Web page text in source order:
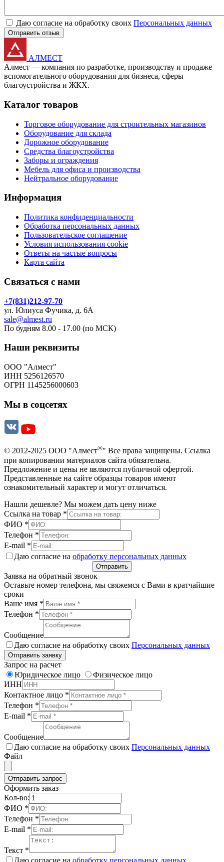
Даю согласие на обработку своих Персональных данных
Отправить отзыв
АЛМЕСТ
Алмест — компания по разработке, производству и продаже
вспомогательного оборудования для бизнеса, сферы
благоустройства и ЖКХ.
Каталог товаров
Торговое оборудование для строительных магазинов
Оборудование для склада
Дорожное оборудование
Средства благоустройства
Заборы и ограждения
Мебель для офиса и производства
Нейтральное оборудование
Информация
Политика конфиденциальности
Обработка персональных данных
Пользовательское соглашение
Условия использования cookie
Ответы на частые вопросы
Карта сайта
Связаться с нами
+7(831)212-97-70
ул. Юлиуса Фучика, д. 6А
sale@almest.ru
По будням 8.00 - 17.00 (по МСК)
Наши реквизиты
ООО "Алмест"
ИНН 5256126570
ОГРН 1145256000603
Мы в соцсетях
© 2012-2025 ООО "Алмест®" Все права защищены. Ссылка
при копировании материалов сайта обязательна.
Предложение и цены не являются публичной офертой.
Представленные на сайте образцы товаров имеют
ознакомительный характер и могут отличаться.
Нашли дешевле? Мы можем дать цену ниже
Ссылка на товар *
ФИО *
Телефон *
E-mail *
Даю согласие на обработку персональных данных
Отправить
Заявка на обратный звонок
Оставьте номер телефона, мы свяжемся с Вами в кратчайшие
сроки
Ваше имя *
Телефон *
Сообщение
Даю согласие на обработку своих Персональных данных
Отправить заявку
Запрос на расчет
Юридическое лицо
Физическое лицо
ИНН
Контактное лицо *
Телефон *
E-mail *
Сообщение
Даю согласие на обработку своих Персональных данных
Файл
Отправить запрос
Оформить заказ
Кол-во:
ФИО *
Телефон *
E-mail *
Текст *
Даю согласие на обработку персональных данных